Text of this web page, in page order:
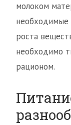
молоком
необходимые
роста
необходимо
рационом.